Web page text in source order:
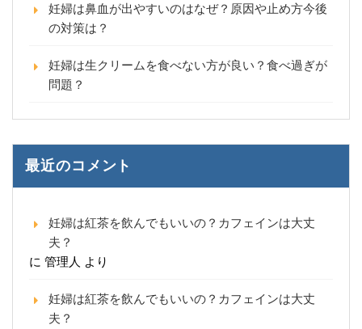
妊婦は鼻血が出やすいのはなぜ？原因や止め方今後
の対策は？
妊婦は生クリームを食べない方が良い？食べ過ぎが
問題？
最近のコメント
妊婦は紅茶を飲んでもいいの？カフェインは大丈
夫？
に 管理人 より
妊婦は紅茶を飲んでもいいの？カフェインは大丈
夫？